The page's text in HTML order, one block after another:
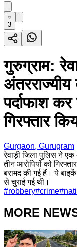
3
गुरुग्राम:
अंतरराज्यीय
पर्दाफाश
गिरफ्तार
Gurgaon, Gurugram
रेवाड़ी जिला पुलिस ने एक
तीन आरोपियों को
बरामद की गई हैं। ये
से चुराई गई थी।
#robbery#crime#
MORE